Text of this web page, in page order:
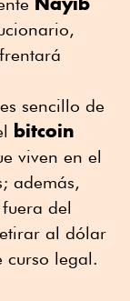
sencillo de
bitcoin
viven en el
además,
del
al dólar
curso legal.